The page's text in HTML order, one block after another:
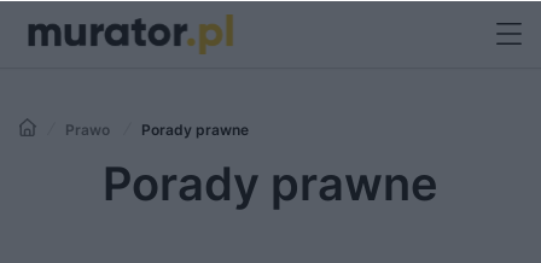
Prawo Porady prawne
Porady prawne